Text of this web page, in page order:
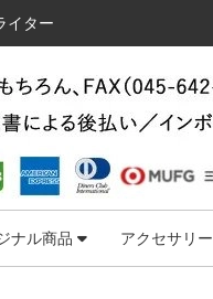
イター
ナル商品 アクセサリー